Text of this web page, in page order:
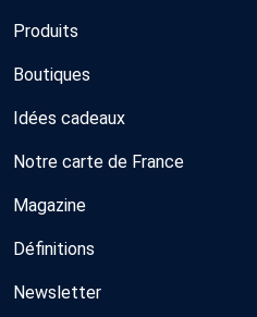
Produits
Boutiques
Idées cadeaux
Notre carte de France
Magazine
Définitions
Newsletter